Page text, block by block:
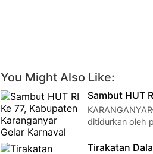
You Might Also Like:
Sambut HUT
ditidurkan oleh
Tirakatan